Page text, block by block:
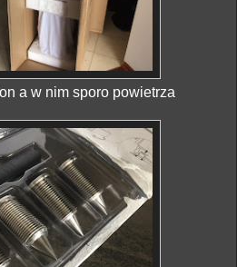
a w nim sporo powietrza